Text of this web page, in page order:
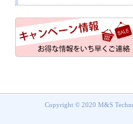
Copyright © 2020 M&S